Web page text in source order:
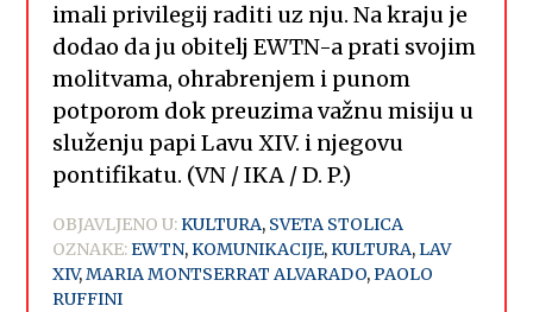
imali privilegij raditi uz nju. Na kraju je
dodao da ju obitelj EWTN-a prati svojim
molitvama, ohrabrenjem i punom
potporom dok preuzima važnu misiju u
služenju papi Lavu XIV. i njegovu
pontifikatu. (VN / IKA / D. P.)
OBJAVLJENO U:KULTURA, SVETA STOLICA
OZNAKE:EWTN,KOMUNIKACIJE,KULTURA,LAV
XIV,MARIA MONTSERRAT ALVARADO,PAOLO
RUFFINI